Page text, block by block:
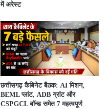
में अरेस्ट
छत्तीसगढ़ कैबिनेट बैठक: AI मिशन,
BEML प्लांट, ADB ग्रांट और
CSPGCL बॉन्ड समेत 7 महत्वपूर्ण